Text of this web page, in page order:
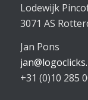
Lodewijk
3071 AS
Jan Pons
+31 (0)10 285